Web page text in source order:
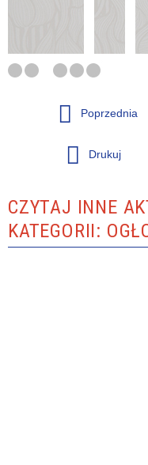
Poprzednia
Drukuj
CZYTAJ INNE
KATEGORII: